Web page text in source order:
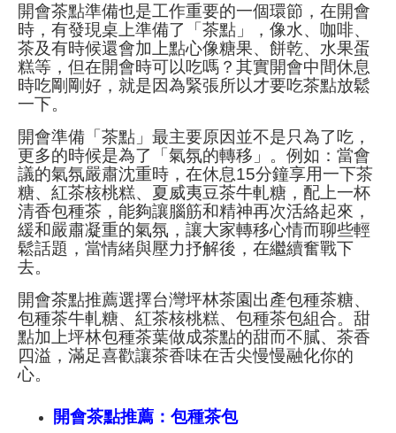
開會茶點準備也是工作重要的一個環節，在開會
時，有發現桌上準備了「茶點」，像水、咖啡、
茶及有時候還會加上點心像糖果、餅乾、水果蛋
糕等，但在開會時可以吃嗎？其實開會中間休息
時吃剛剛好，就是因為緊張所以才要吃茶點放鬆
一下。
開會準備「茶點」最主要原因並不是只為了吃，
更多的時候是為了「氣氛的轉移」。例如：當會
議的氣氛嚴肅沈重時，在休息15分鐘享用一下茶
糖、紅茶核桃糕、夏威夷豆茶牛軋糖，配上一杯
清香包種茶，能夠讓腦筋和精神再次活絡起來，
緩和嚴肅凝重的氣氛，讓大家轉移心情而聊些輕
鬆話題，當情緒與壓力抒解後，在繼續奮戰下
去。
開會茶點推薦選擇台灣坪林茶園出產包種茶糖、
包種茶牛軋糖、紅茶核桃糕、包種茶包組合。甜
點加上坪林包種茶葉做成茶點的甜而不膩、茶香
四溢，滿足喜歡讓茶香味在舌尖慢慢融化你的
心。
開會茶點推薦：包種茶包